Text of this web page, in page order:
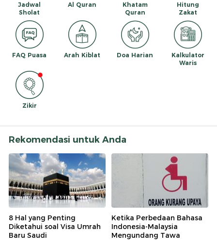
Jadwal
Sholat
Al Quran
Khatam
Quran
Hitung
Zakat
FAQ Puasa Arah Kiblat Doa Harian
Kalkulator
Waris
Zikir
Rekomendasi untuk Anda
8 Hal yang Penting
Diketahui soal Visa Umrah
Baru Saudi
Ketika Perbedaan Bahasa
Indonesia-Malaysia
Mengundang Tawa